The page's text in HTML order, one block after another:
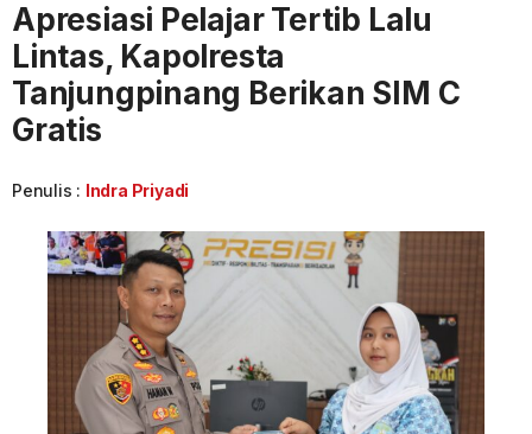
Apresiasi Pelajar Tertib Lalu
Lintas, Kapolresta
Tanjungpinang Berikan SIM C
Gratis
Penulis : Indra Priyadi